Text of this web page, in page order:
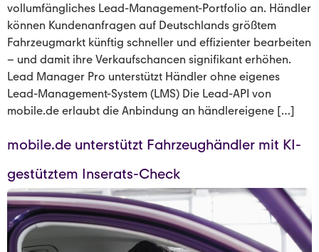
vollumfängliches Lead-Management-Portfolio an. Händler
können Kundenanfragen auf Deutschlands größtem
Fahrzeugmarkt künftig schneller und effizienter bearbeiten
– und damit ihre Verkaufschancen signifikant erhöhen.
Lead Manager Pro unterstützt Händler ohne eigenes
Lead-Management-System (LMS) Die Lead-API von
mobile.de erlaubt die Anbindung an händlereigene […]
mobile.de unterstützt Fahrzeughändler mit KI-
gestütztem Inserats-Check